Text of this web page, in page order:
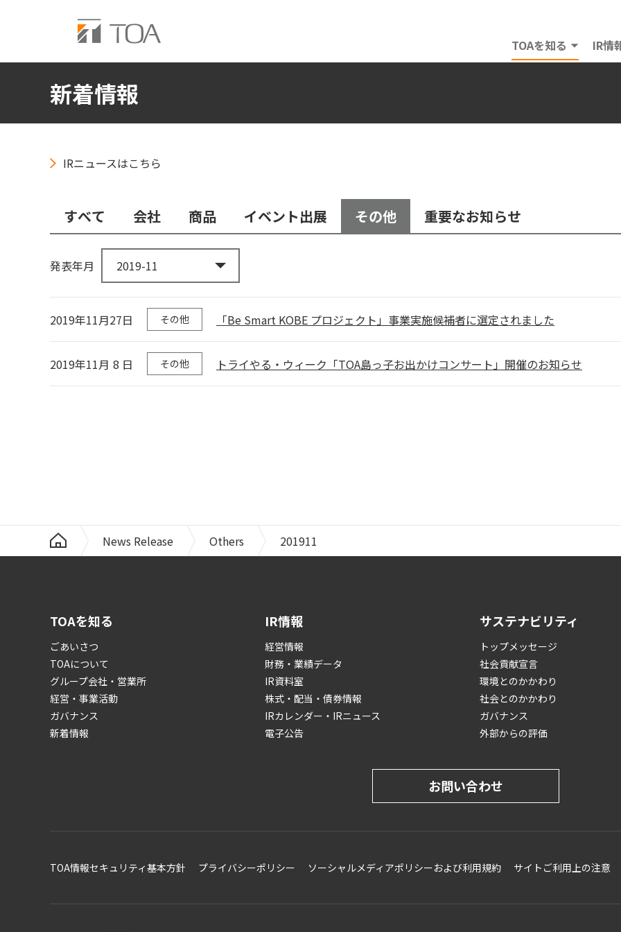
TOAを知る IR情
新着情報
IRニュースはこちら
すべて 会社 商品 イベント出展 その他 重要なお知らせ
発表年月
2019年11月27日 その他 「Be Smart KOBE プロジェクト」事業実施候補者に選定されました
2019年11月 8 日 その他 トライやる・ウィーク「TOA島っ子お出かけコンサート」開催のお知らせ
News Release Others 201911
TOAを知る
ごあいさつ
TOAについて
グループ会社・営業所
経営・事業活動
ガバナンス
新着情報
IR情報
経営情報
財務・業績データ
IR資料室
株式・配当・債券情報
IRカレンダー・IRニュース
電子公告
サステナビリティ
トップメッセージ
社会貢献宣言
環境とのかかわり
社会とのかかわり
ガバナンス
外部からの評価
お問い合わせ
TOA情報セキュリティ基本方針 プライバシーポリシー ソーシャルメディアポリシーおよび利用規約 サイトご利用上の注意